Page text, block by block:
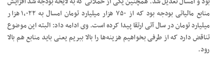
منابع مالیاتی بودجه بود که از ۷۵۰ هزار میلیارد تومان امسال به ۱,۰۲۲ هزار
میلیارد تومان در سال آتی ارتقا پیدا کرده است. وی ادامه داد: البته این موضوع
تناقض دارد که از طرفی بخواهیم هزینه‌ها را بالا ببریم یعنی باید منابع هم بالا
رود.